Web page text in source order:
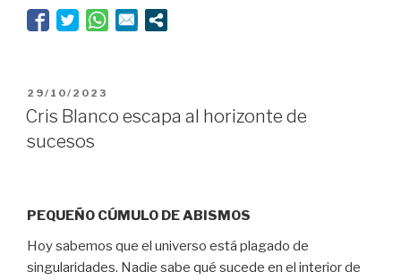
PUBLICADO
EL
29/10/2023
Cris Blanco escapa al horizonte de
sucesos
PEQUEÑO CÚMULO DE ABISMOS
Hoy sabemos que el universo está plagado de
singularidades. Nadie sabe qué sucede en el interior de